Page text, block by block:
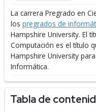
La carrera Pregrado en
los pregrados de
Hampshire University. El
Computación es el título
Hampshire University
Informática.
Tabla de